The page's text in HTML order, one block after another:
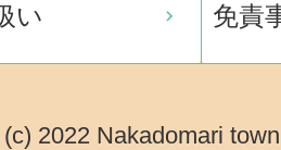
い 免責
2022 Nakadomari